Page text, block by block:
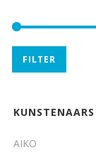
FILTER
KUNSTENAARS
AIKO